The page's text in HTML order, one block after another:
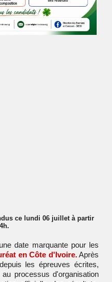
ce lundi 06 juillet à partir
en Côte d'Ivoire.Après
les épreuves écrites,
processus d'organisation